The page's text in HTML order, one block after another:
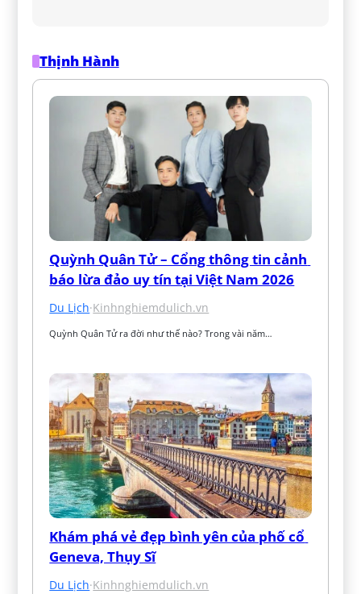
Thịnh Hành
Quỳnh Quân Tử – Cổng thông tin cảnh
báo lừa đảo uy tín tại Việt Nam 2026
Du Lịch·Kinhnghiemdulich.vn
Quỳnh Quân Tử ra đời như thế nào? Trong vài năm…
Khám phá vẻ đẹp bình yên của phố cổ
Geneva, Thụy Sĩ
Du Lịch·Kinhnghiemdulich.vn